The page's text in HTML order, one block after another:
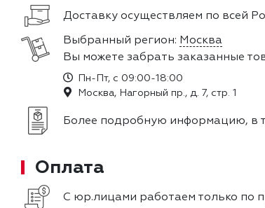
Доставку осуществляем по всей
Выбранный регион: Москва
Вы можете забрать заказанные
Пн-Пт, с 09:00-18:00
Москва, Нагорный пр., д. 7, стр. 1
Более подробную информацию, в
Оплата
С юр.лицами работаем только по